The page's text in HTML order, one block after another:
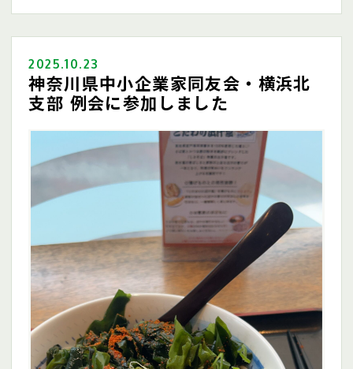
2025.10.23
神奈川県中小企業家同友会・横浜北
支部 例会に参加しました